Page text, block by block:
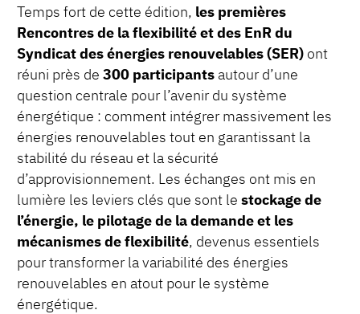
Temps fort de cette édition, les premières
Rencontres de la flexibilité et des EnR du
Syndicat des énergies renouvelables (SER) ont
réuni près de 300 participants autour d’une
question centrale pour l’avenir du système
énergétique : comment intégrer massivement les
énergies renouvelables tout en garantissant la
stabilité du réseau et la sécurité
d’approvisionnement. Les échanges ont mis en
lumière les leviers clés que sont le stockage de
l’énergie, le pilotage de la demande et les
mécanismes de flexibilité, devenus essentiels
pour transformer la variabilité des énergies
renouvelables en atout pour le système
énergétique.